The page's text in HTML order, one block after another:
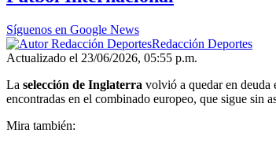
Síguenos en Google News
Redacción Deportes
Actualizado el 23/06/2026, 05:55 p.m.
La selección de Inglaterra volvió a quedar en deuda
encontradas en el combinado europeo, que sigue sin
Mira también: